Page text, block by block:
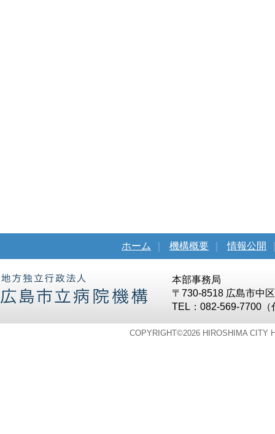
ホーム 機構概要 情報公開
本部事務局
〒730-8518 広島市中
TEL：082-569-7700
COPYRIGHT©2026 HIROSHIMA CITY